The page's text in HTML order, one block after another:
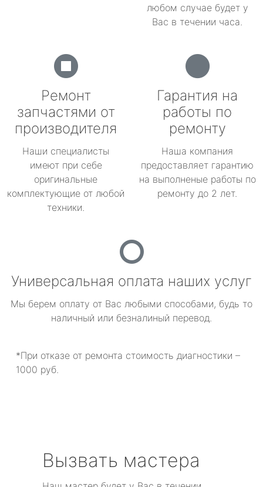
любом случае будет у
Вас в течении часа.
Ремонт
запчастями от
производителя
Наши специалисты
имеют при себе
оригинальные
комплектующие от любой
техники.
Гарантия на
работы по
ремонту
Наша компания
предоставляет гарантию
на выполненые работы по
ремонту до 2 лет.
Универсальная оплата наших услуг
Мы берем оплату от Вас любыми способами, будь то
наличный или безналиный перевод.
*При отказе от ремонта стоимость диагностики –
1000 руб.
Вызвать мастера